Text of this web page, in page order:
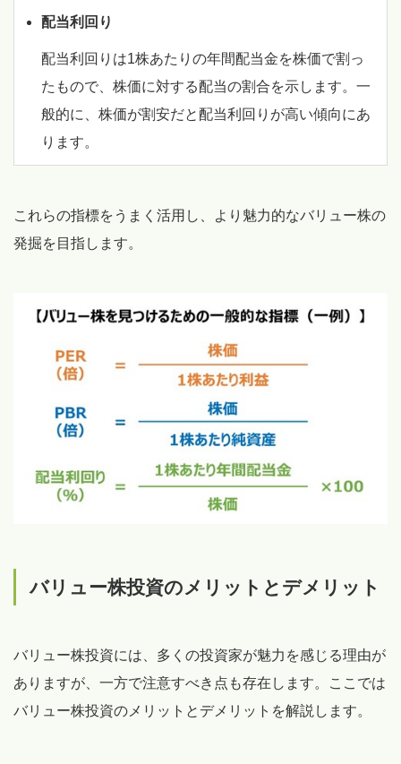
配当利回り
配当利回りは1株あたりの年間配当金を株価で割っ
たもので、株価に対する配当の割合を示します。一
般的に、株価が割安だと配当利回りが高い傾向にあ
ります。
これらの指標をうまく活用し、より魅力的なバリュー株の
発掘を目指します。
バリュー株投資のメリットとデメリット
バリュー株投資には、多くの投資家が魅力を感じる理由が
ありますが、一方で注意すべき点も存在します。ここでは
バリュー株投資のメリットとデメリットを解説します。